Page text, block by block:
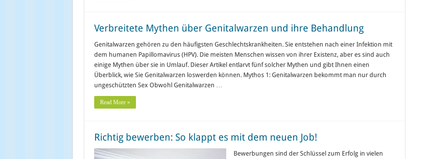
Verbreitete Mythen über Genitalwarzen und ihre Behandlung
Genitalwarzen gehören zu den häufigsten Geschlechtskrankheiten. Sie entstehen nach einer Infektion mit
dem humanen Papillomavirus (HPV). Die meisten Menschen wissen von ihrer Existenz, aber es sind auch
einige Mythen über sie in Umlauf. Dieser Artikel entlarvt fünf solcher Mythen und gibt Ihnen einen
Überblick, wie Sie Genitalwarzen loswerden können. Mythos 1: Genitalwarzen bekommt man nur durch
ungeschützten Sex Obwohl Genitalwarzen …
Read More »
Richtig bewerben: So klappt es mit dem neuen Job!
Bewerbungen sind der Schlüssel zum Erfolg in vielen